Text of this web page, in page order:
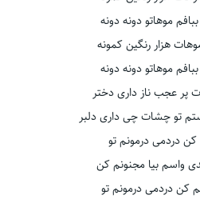
موهاتو دونه دونه
هزار رنگین کمونه
موهاتو دونه دونه
پر عجب ناز داری دختر
تو چشات چی داری دلبر
کن دردمی درمونم تو
واسم بیا مجنونم کن
کن دردمی درمونم تو